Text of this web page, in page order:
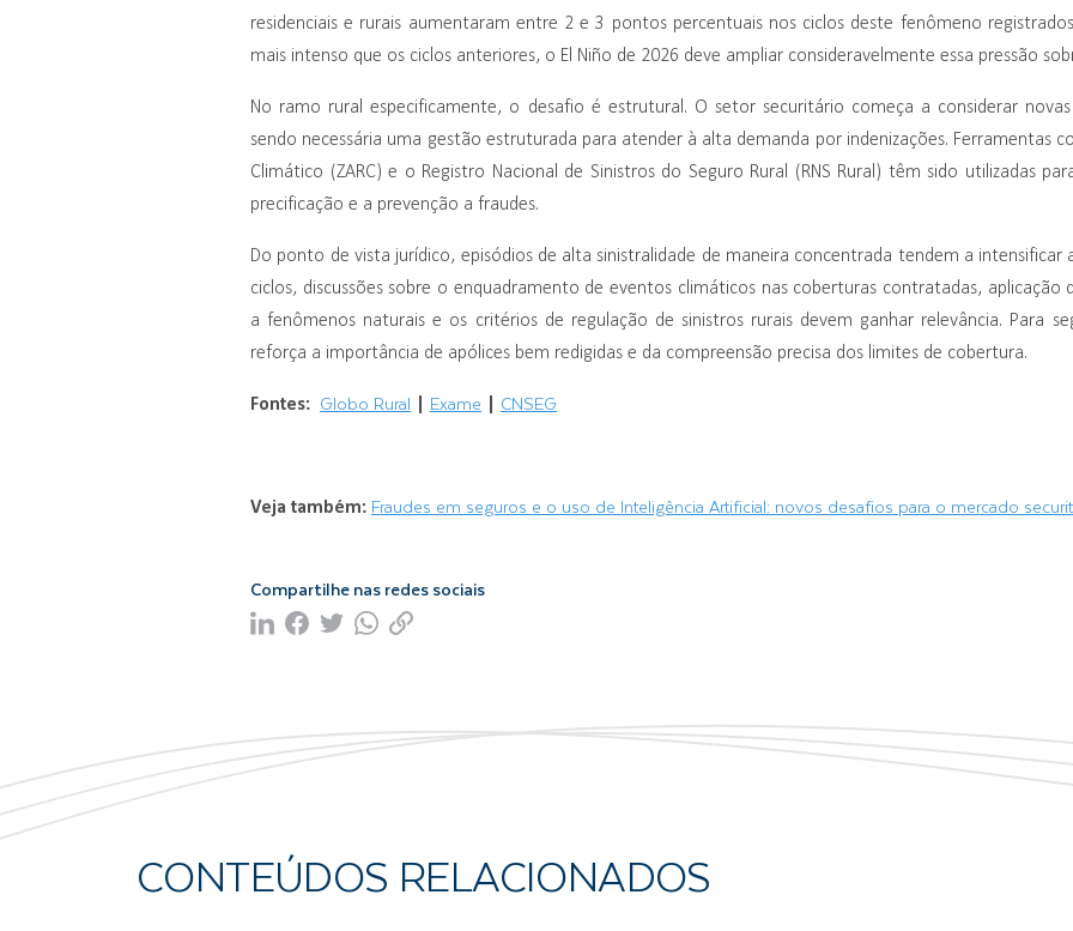
residenciais e rurais aumentaram entre 2 e 3 pontos percentuais nos ciclos deste fenômeno
mais intenso que os ciclos anteriores, o El Niño de 2026 deve ampliar consideravelmente essa pressão
No ramo rural especificamente, o desafio é estrutural. O setor securitário começa a considerar
sendo necessária uma gestão estruturada para atender à alta demanda por indenizações. Ferramentas
Climático (ZARC) e o Registro Nacional de Sinistros do Seguro Rural (RNS Rural) têm sido utilizadas
precificação e a prevenção a fraudes.
Do ponto de vista jurídico, episódios de alta sinistralidade de maneira concentrada tendem a intensificar
ciclos, discussões sobre o enquadramento de eventos climáticos nas coberturas contratadas, aplicação
a fenômenos naturais e os critérios de regulação de sinistros rurais devem ganhar relevância. Para
reforça a importância de apólices bem redigidas e da compreensão precisa dos limites de cobertura.
Fontes: Globo Rural | Exame | CNSEG
Veja também: Fraudes em seguros e o uso de Inteligência Artificial: novos desafios para o mercado
Compartilhe nas redes sociais
CONTEÚDOS RELACIONADOS